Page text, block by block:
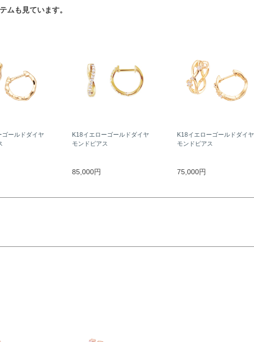
ムも見ています。
ゴールドダイヤ
K18イエローゴールドダイヤ
モンドピアス
85,000円
K18イエローゴールドダイヤ
モンドピアス
75,000円